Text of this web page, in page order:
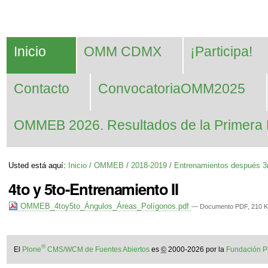
contenido.
Saltar
navegación
Inicio OMM CDMX ¡Participa!
Contacto ConvocatoriaOMM2025
OMMEB 2026. Resultados de la Primera
Usted está aquí: Inicio /OMMEB /2018-2019 / Entrenamientos después
4to y 5to-Entrenamiento II
OMMEB_4toy5to_Ángulos_Áreas_Polígonos.pdf— Documento PDF, 210
El Plone®CMS/WCM de Fuentes Abiertos es© 2000-2026 por la Fundación